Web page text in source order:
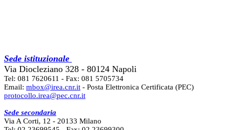
Sede istituzionale
Via Diocleziano 328 - 80124 Napoli
Tel: 081 7620611 - Fax: 081 5705734
Email: mbox@irea.cnr.it - Posta Elettronica Certificata (PEC)
protocollo.irea@pec.cnr.it
Sede secondaria
Via A Corti, 12 - 20133 Milano